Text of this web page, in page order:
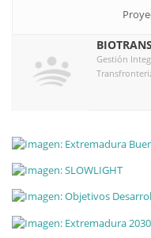
BIOTRANS
Gestión